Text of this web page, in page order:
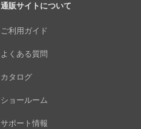
通販サイトについて
ご利用ガイド
よくある質問
カタログ
ショールーム
サポート情報